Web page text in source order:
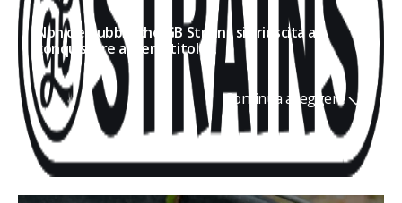
Non c'è dubbio che GB Strains sia riuscita a
conquistare a pieno titolo...
Continua a leggere